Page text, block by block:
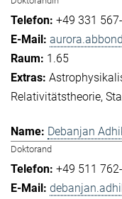
+49 331
1.65
Relativitätstheorie
Debanjan
Doktorand
+49 511